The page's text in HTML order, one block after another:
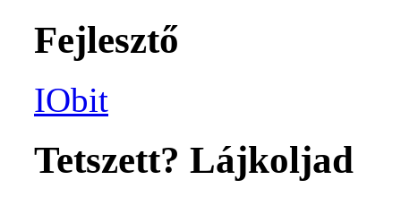
Fejlesztő
IObit
Tetszett? Lájkoljad